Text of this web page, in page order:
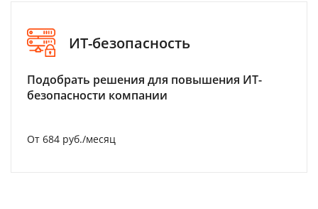
ИТ-безопасность
Подобрать решения для повышения ИТ-
безопасности компании
От 684 руб./месяц